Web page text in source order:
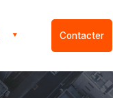
Contacter